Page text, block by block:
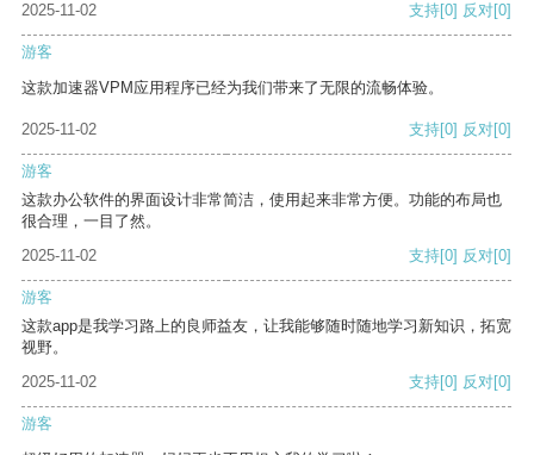
2025-11-02
支持[0] 反对[0]
游客
这款加速器VPM应用程序已经为我们带来了无限的流畅体验。
2025-11-02 支持[0] 反对[0]
游客
这款办公软件的界面设计非常简洁，使用起来非常方便。功能的布局也
很合理，一目了然。
2025-11-02
支持[0] 反对[0]
游客
这款app是我学习路上的良师益友，让我能够随时随地学习新知识，拓宽
视野。
2025-11-02
支持[0] 反对[0]
游客